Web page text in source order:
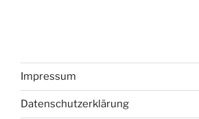
Impressum
Datenschutzerklärung